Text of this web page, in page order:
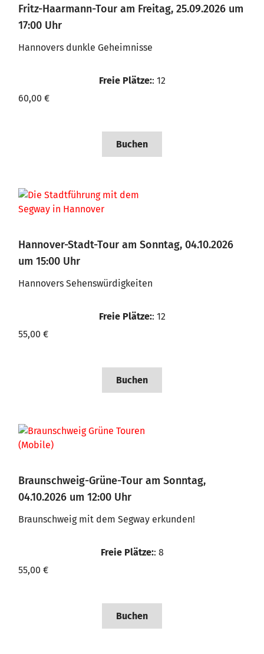
Fritz-Haarmann-Tour am Freitag, 25.09.2026 um
17:00 Uhr
Hannovers dunkle Geheimnisse
Freie Plätze:: 12
60,00 €
Buchen
Hannover-Stadt-Tour am Sonntag, 04.10.2026
um 15:00 Uhr
Hannovers Sehenswürdigkeiten
Freie Plätze:: 12
55,00 €
Buchen
Braunschweig-Grüne-Tour am Sonntag,
04.10.2026 um 12:00 Uhr
Braunschweig mit dem Segway erkunden!
Freie Plätze:: 8
55,00 €
Buchen